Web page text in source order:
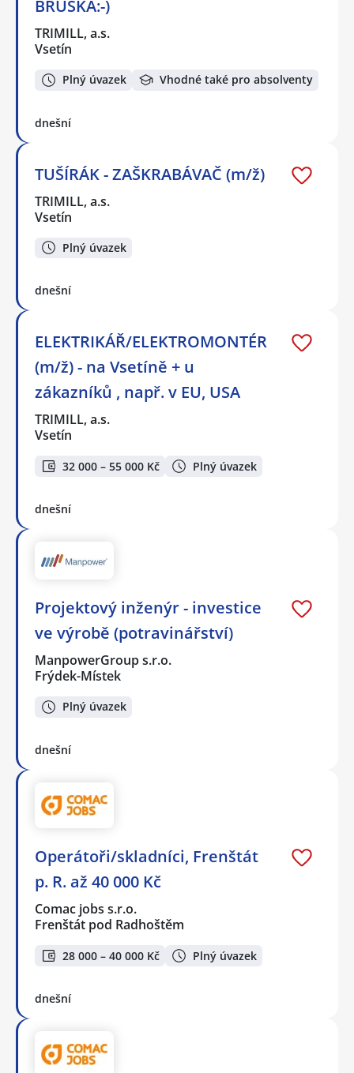
BRUSKA:-)
TRIMILL, a.s.
Vsetín
Plný úvazek Vhodné také pro absolventy
dnešní
TUŠÍRÁK - ZAŠKRABÁVAČ (m/ž)
TRIMILL, a.s.
Vsetín
Plný úvazek
dnešní
ELEKTRIKÁŘ/ELEKTROMONTÉR
(m/ž) - na Vsetíně + u
zákazníků , např. v EU, USA
TRIMILL, a.s.
Vsetín
32 000 – 55 000 Kč Plný úvazek
dnešní
Projektový inženýr - investice
ve výrobě (potravinářství)
ManpowerGroup s.r.o.
Frýdek-Místek
Plný úvazek
dnešní
Operátoři/skladníci, Frenštát
p. R. až 40 000 Kč
Comac jobs s.r.o.
Frenštát pod Radhoštěm
28 000 – 40 000 Kč Plný úvazek
dnešní